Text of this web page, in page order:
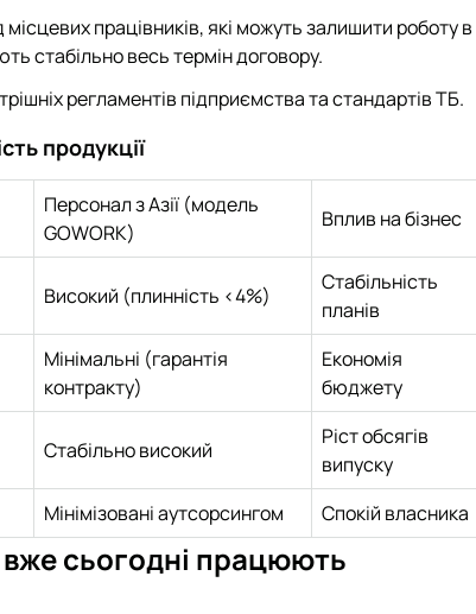
працівників, які можуть залишити роботу в
стабільно весь термін договору.
регламентів підприємства та стандартів ТБ.
продукції
Персонал з Азії (модель
GOWORK)
Вплив на бізнес
Високий (плинність <4%)
Стабільність
планів
Мінімальні (гарантія
контракту)
Економія
бюджету
Стабільно високий
Ріст обсягів
випуску
Мінімізовані аутсорсингом Спокій власника
вже сьогодні працюють